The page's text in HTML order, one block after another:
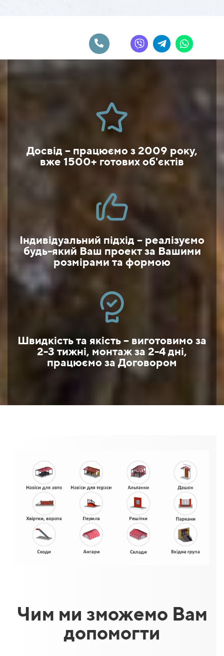
Досвід – працюємо з 2009 року,
вже 1500+ готових об'єктів
Індивідуальний підхід – реалізуємо
будь-який Ваш проект за Вашими
розмірами та формою
Швидкість та якість – виготовимо за
2-3 тижні, монтаж за 2-4 дні,
працюємо за Договором
Чим ми зможемо Вам
допомогти